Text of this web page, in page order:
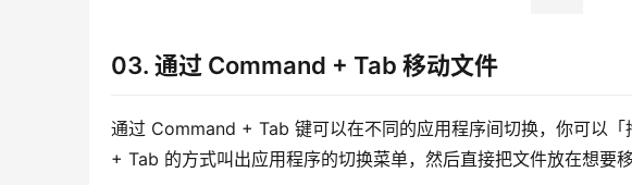
03. 通过 Command + Tab 移动文件
通过 Command + Tab 键可以在不同的应用程序间切换，你可以
+ Tab 的方式叫出应用程序的切换菜单，然后直接把文件放在想要